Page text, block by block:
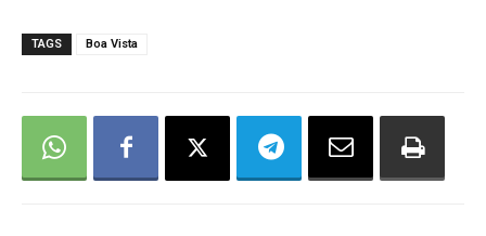
TAGS Boa Vista